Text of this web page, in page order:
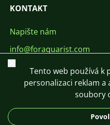
KONTAKT
Napište nám
info@foraquarist.com
+420 603 449 602
Zavřít
Tento web používá k
personalizaci reklam a
soubory